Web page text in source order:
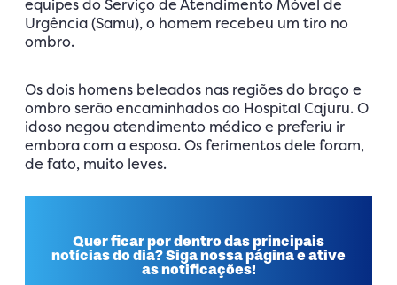
equipes do Serviço de Atendimento Móvel de
Urgência (Samu), o homem recebeu um tiro no
ombro.
Os dois homens beleados nas regiões do braço e
ombro serão encaminhados ao Hospital Cajuru. O
idoso negou atendimento médico e preferiu ir
embora com a esposa. Os ferimentos dele foram,
de fato, muito leves.
Quer ficar por dentro das principais
notícias do dia? Siga nossa página e ative
as notificações!